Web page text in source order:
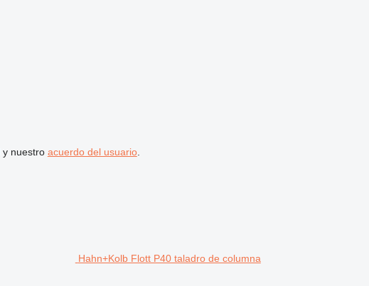
y nuestro acuerdo del usuario.
Hahn+Kolb Flott P40 taladro de columna